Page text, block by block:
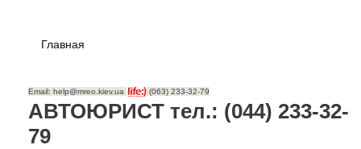
Главная
Email: help@mreo.kiev.ua (063) 233-32-79
АВТОЮРИСТ тел.: (044) 233-32-
79